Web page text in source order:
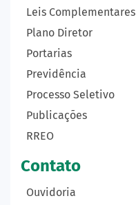
Leis Complementares
Plano Diretor
Portarias
Previdência
Processo Seletivo
Publicações
RREO
Contato
Ouvidoria